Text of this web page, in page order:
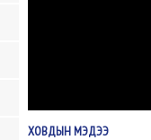
ХОВДЫНМЭДЭЭ